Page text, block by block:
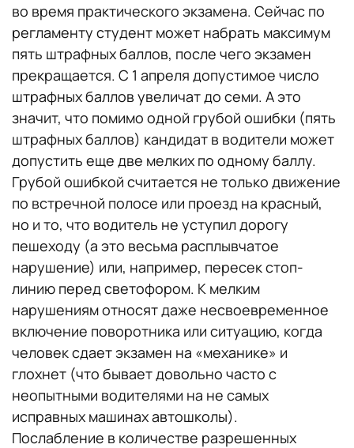
во время практического экзамена. Сейчас по
регламенту студент может набрать максимум
пять штрафных баллов, после чего экзамен
прекращается. С 1 апреля допустимое число
штрафных баллов увеличат до семи. А это
значит, что помимо одной грубой ошибки (пять
штрафных баллов) кандидат в водители может
допустить еще две мелких по одному баллу.
Грубой ошибкой считается не только движение
по встречной полосе или проезд на красный,
но и то, что водитель не уступил дорогу
пешеходу (а это весьма расплывчатое
нарушение) или, например, пересек стоп-
линию перед светофором. К мелким
нарушениям относят даже несвоевременное
включение поворотника или ситуацию, когда
человек сдает экзамен на «механике» и
глохнет (что бывает довольно часто с
неопытными водителями на не самых
исправных машинах автошколы).
Послабление в количестве разрешенных